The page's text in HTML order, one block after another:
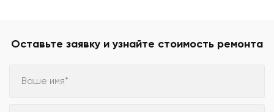
Оставьте заявку и узнайте стоимость ремонта
Ваше имя*